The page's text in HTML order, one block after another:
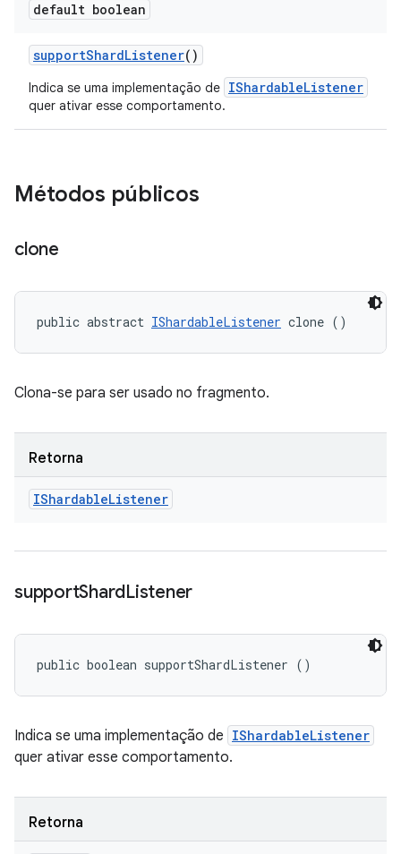
default boolean
supportShardListener()
Indica se uma implementação de IShardableListener
quer ativar esse comportamento.
Métodos públicos
clone
public abstract IShardableListener clone ()
Clona-se para ser usado no fragmento.
Retorna
IShardableListener
supportShardListener
public boolean supportShardListener ()
Indica se uma implementação de IShardableListener
quer ativar esse comportamento.
Retorna